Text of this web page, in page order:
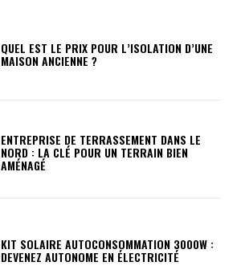
QUEL EST LE PRIX POUR L’ISOLATION D’UNE
MAISON ANCIENNE ?
ENTREPRISE DE TERRASSEMENT DANS LE
NORD : LA CLÉ POUR UN TERRAIN BIEN
AMÉNAGÉ
KIT SOLAIRE AUTOCONSOMMATION 3000W :
DEVENEZ AUTONOME EN ÉLECTRICITÉ